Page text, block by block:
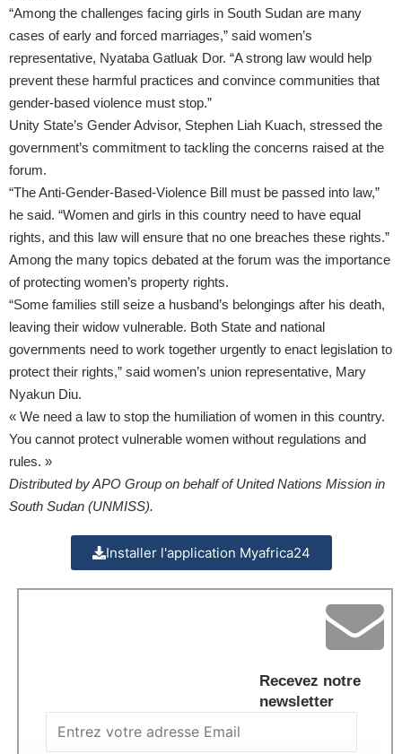
“Among the challenges facing girls in South Sudan are many
cases of early and forced marriages,” said women’s
representative, Nyataba Gatluak Dor. “A strong law would help
prevent these harmful practices and convince communities that
gender-based violence must stop.”
Unity State’s Gender Advisor, Stephen Liah Kuach, stressed the
government’s commitment to tackling the concerns raised at the
forum.
“The Anti-Gender-Based-Violence Bill must be passed into law,”
he said. “Women and girls in this country need to have equal
rights, and this law will ensure that no one breaches these rights.”
Among the many topics debated at the forum was the importance
of protecting women’s property rights.
“Some families still seize a husband’s belongings after his death,
leaving their widow vulnerable. Both State and national
governments need to work together urgently to enact legislation to
protect their rights,” said women’s union representative, Mary
Nyakun Diu.
« We need a law to stop the humiliation of women in this country.
You cannot protect vulnerable women without regulations and
rules. »
Distributed by APO Group on behalf of United Nations Mission in
South Sudan (UNMISS).
Installer l'application Myafrica24
Recevez notre
newsletter